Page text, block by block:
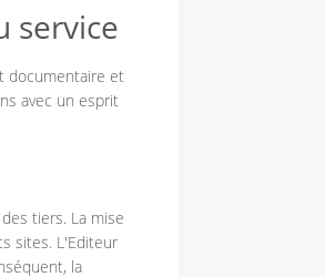
service
documentaire et
avec un esprit
tiers. La mise
sites. L'Editeur
la